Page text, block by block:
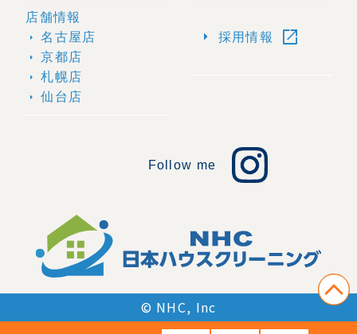
店舗情報
arrow_right 名古屋店
arrow_right 京都店
arrow_right 札幌店
arrow_right 仙台店
arrow_right 採用情報 open_in_new
Follow me
© NHC, Inc